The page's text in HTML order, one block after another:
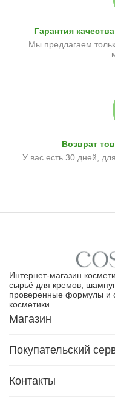
Гарантия
Мы предлагаем
Возврат
У вас есть 30 дней,
Интернет-магазин
сырьё для кремов,
проверенные формулы и
косметики.
Магазин
Покупательский
Контакты